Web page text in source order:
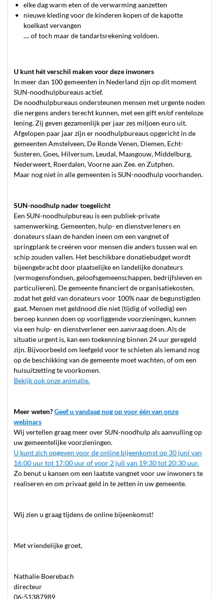
elke dag warm eten of de verwarming aanzetten
nieuwe kleding voor de kinderen kopen of de kapotte
koelkast vervangen
.... of toch maar de tandartsrekening voldoen.
U kunt hét verschil maken voor deze inwoners
In meer dan 100 gemeenten in Nederland zijn op dit moment
SUN-noodhulpbureaus actief.
De noodhulpbureaus ondersteunen mensen met urgente noden
die nergens anders terecht kunnen, met een gift en/of renteloze
lening. Zij geven gezamenlijk per jaar zes miljoen euro uit.
Afgelopen paar jaar zijn er noodhulpbureaus opgericht in de
gemeenten Amstelveen, De Ronde Venen, Diemen, Echt-
Susteren, Goes, Hilversum, Leudal, Maasgouw, Middelburg,
Nederweert, Roerdalen, Voorne aan Zee. en Zutphen.
Maar nog niet in alle gemeenten is SUN-noodhulp voorhanden.
SUN-noodhulp nader toegelicht
Een SUN-noodhulpbureau is een publiek-private
samenwerking. Gemeenten, hulp- en dienstverleners en
donateurs slaan de handen ineen om een vangnet of
springplank te creëren voor mensen die anders tussen wal en
schip zouden vallen. Het beschikbare donatiebudget wordt
bijeengebracht door plaatselijke en landelijke donateurs
(vermogensfondsen, geloofsgemeenschappen, bedrijfsleven en
particulieren). De gemeente financiert de organisatiekosten,
zodat het geld van donateurs voor 100% naar de begunstigden
gaat. Mensen met geldnood die niet (tijdig of volledig) een
beroep kunnen doen op voorliggende voorzieningen, kunnen
via een hulp- en dienstverlener een aanvraag doen. Als de
situatie urgent is, kan een toekenning binnen 24 uur geregeld
zijn. Bijvoorbeeld om leefgeld voor te schieten als iemand nog
op de beschikking van de gemeente moet wachten, of om een
huisuitzetting te voorkomen.
Bekijk ook onze animatie.
Meer weten?Geef u vandaag nog op voor één van onze
webinars
Wij vertellen graag meer over SUN-noodhulp als aanvulling op
uw gemeentelijke voorzieningen.
U kunt zich opgeven voor de online bijeenkomst op 30 juni van
16:00 uur tot 17:00 uur of voor 2 juli van 19:30 tot 20:30 uur.
Zo benut u kansen om een laatste vangnet voor uw inwoners te
realiseren en om privaat geld in te zetten in uw gemeente.
Wij zien u graag tijdens de online bijeenkomst!
Met vriendelijke groet,
Nathalie Boerebach
directeur
06-51387989